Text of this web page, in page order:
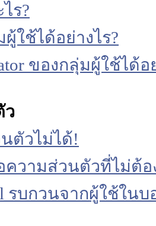
ร?
ใช้ได้อย่างไร?
ของกลุ่มผู้ใช้ได้อ
ว
ตัวไม่ได้!
วามส่วนตัวที่ไม่ต้อ
รบกวนจากผู้ใช้ใน